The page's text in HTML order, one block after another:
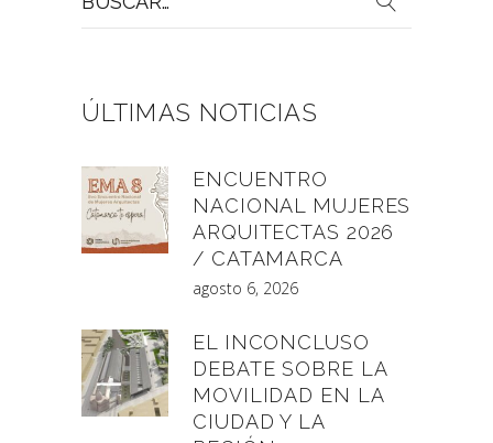
por:
ÚLTIMAS NOTICIAS
ENCUENTRO
NACIONAL MUJERES
ARQUITECTAS 2026
/ CATAMARCA
agosto 6, 2026
EL INCONCLUSO
DEBATE SOBRE LA
MOVILIDAD EN LA
CIUDAD Y LA